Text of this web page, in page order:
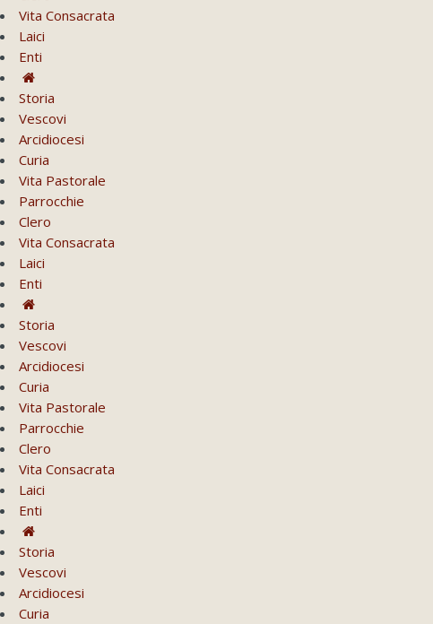
Vita Consacrata
Laici
Enti
Storia
Vescovi
Arcidiocesi
Curia
Vita Pastorale
Parrocchie
Clero
Vita Consacrata
Laici
Enti
Storia
Vescovi
Arcidiocesi
Curia
Vita Pastorale
Parrocchie
Clero
Vita Consacrata
Laici
Enti
Storia
Vescovi
Arcidiocesi
Curia